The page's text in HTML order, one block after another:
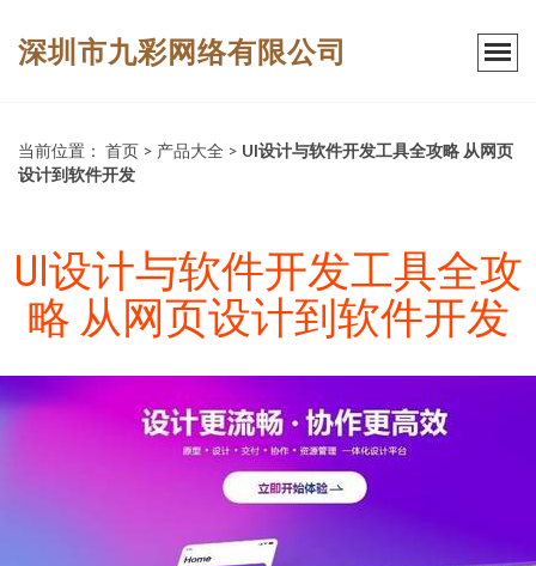
深圳市九彩网络有限公司
当前位置： 首页 > 产品大全 > UI设计与软件开发工具全攻略 从网页
设计到软件开发
UI设计与软件开发工具全攻
略 从网页设计到软件开发